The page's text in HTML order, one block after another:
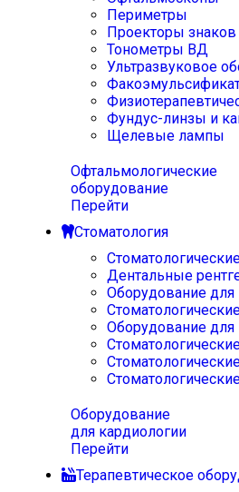
Периметры
Проекторы знаков
Тонометры ВД
Ультразвуковое
Фундус-линзы и
Щелевые лампы
Офтальмологические
оборудование
Перейти
Стоматология
Дентальные
Оборудование для
Оборудование для
Оборудование
для кардиологии
Перейти
Терапевтическое